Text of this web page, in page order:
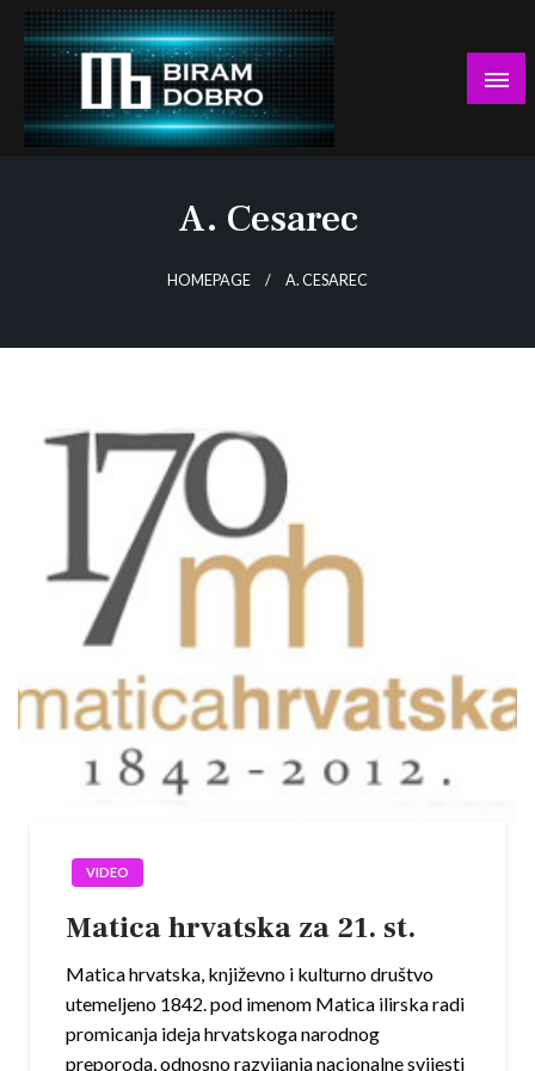
Skip
content
A. Cesarec
HOMEPAGE A. CESAREC
VIDEO
Matica hrvatska za 21. st.
Matica hrvatska, književno i kulturno društvo
utemeljeno 1842. pod imenom Matica ilirska radi
promicanja ideja hrvatskoga narodnog
preporoda, odnosno razvijanja nacionalne svijesti